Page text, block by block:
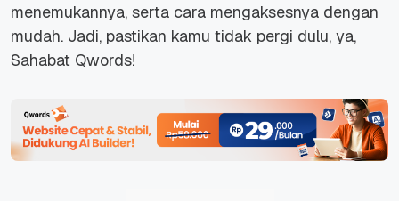
menemukannya, serta cara mengaksesnya dengan
mudah. Jadi, pastikan kamu tidak pergi dulu, ya,
Sahabat Qwords!